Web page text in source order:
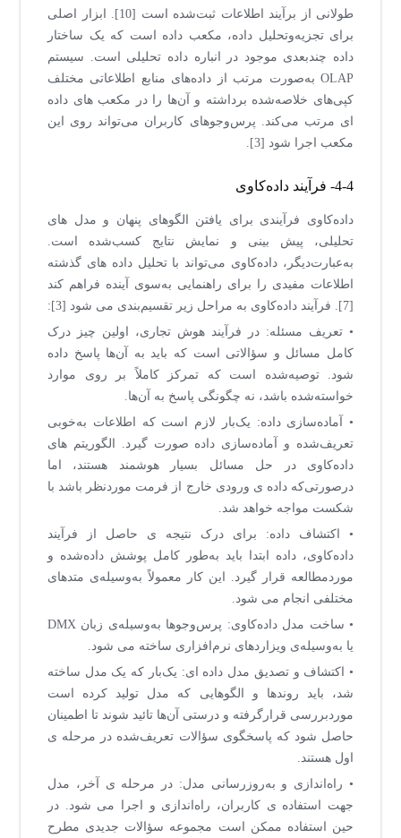
طولانی از برآیند اطلاعات ثبت‌شده است [10]. ابزار اصلی
برای تجزیه‌وتحلیل داده، مکعب داده است که یک ساختار
داده چندبعدی موجود در انباره داده تحلیلی است. سیستم
OLAP به‌صورت مرتب از داده‌های منابع اطلاعاتی مختلف
کپی‌های خلاصه‌شده برداشته و آن‌ها را در مکعب های داده
ای مرتب می‌کند. پرس‌وجوهای کاربران می‌تواند روی این
مکعب اجرا شود [3].
4-4- فرآیند داده‌کاوی
داده‌کاوی فرآیندی برای یافتن الگوهای پنهان و مدل های
تحلیلی، پیش بینی و نمایش نتایج کسب‌شده است.
به‌عبارت‌دیگر، داده‌کاوی می‌تواند با تحلیل داده های گذشته
اطلاعات مفیدی را برای راهنمایی به‌سوی آینده فراهم کند
[7]. فرآیند داده‌کاوی به مراحل زیر تقسیم‌بندی می شود [3]:
• تعریف مسئله: در فرآیند هوش تجاری، اولین چیز درک
کامل مسائل و سؤالاتی است که باید به آن‌ها پاسخ داده
شود. توصیه‌شده است که تمرکز کاملاً بر روی موارد
خواسته‌شده باشد، نه چگونگی پاسخ به آن‌ها.
• آماده‌سازی داده: یک‌بار لازم است که اطلاعات به‌خوبی
تعریف‌شده و آماده‌سازی داده صورت گیرد. الگوریتم های
داده‌کاوی در حل مسائل بسیار هوشمند هستند، اما
درصورتی‌که داده ی ورودی خارج از فرمت موردنظر باشد با
شکست مواجه خواهد شد.
• اکتشاف داده: برای درک نتیجه ی حاصل از فرآیند
داده‌کاوی، داده ابتدا باید به‌طور کامل پوشش داده‌شده و
موردمطالعه قرار گیرد. این کار معمولاً به‌وسیله‌ی متدهای
مختلفی انجام می شود.
• ساخت مدل داده‌کاوی: پرس‌وجوها به‌وسیله‌ی زبان DMX
یا به‌وسیله‌ی ویزاردهای نرم‌افزاری ساخته می شود.
• اکتشاف و تصدیق مدل داده ای: یک‌بار که یک مدل ساخته
شد، باید روندها و الگوهایی که مدل تولید کرده است
موردبررسی قرارگرفته و درستی آن‌ها تائید شوند تا اطمینان
حاصل شود که پاسخگوی سؤالات تعریف‌شده در مرحله ی
اول هستند.
• راه‌اندازی و به‌روزرسانی مدل: در مرحله ی آخر، مدل
جهت استفاده ی کاربران، راه‌اندازی و اجرا می شود. در
حین استفاده ممکن است مجموعه سؤالات جدیدی مطرح